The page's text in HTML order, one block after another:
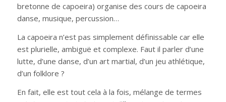
bretonne de capoeira) organise des cours de capoeira
danse, musique, percussion…
La capoeira n’est pas simplement définissable car elle
est plurielle, ambiguë et complexe. Faut il parler d’une
lutte, d’une danse, d’un art martial, d’un jeu athlétique,
d’un folklore ?
En fait, elle est tout cela à la fois, mélange de termes